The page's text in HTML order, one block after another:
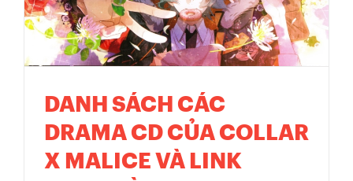
DANH SÁCH CÁC
DRAMA CD CỦA COLLAR
X MALICE VÀ LINK